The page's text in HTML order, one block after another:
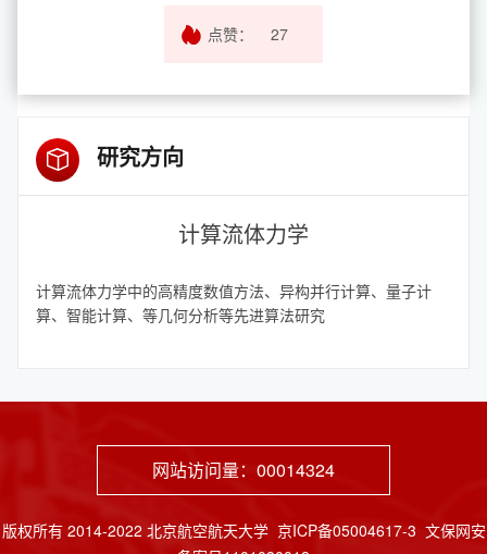
点赞： 27
研究方向
计算流体力学
计算流体力学中的高精度数值方法、异构并行计算、量子计
算、智能计算、等几何分析等先进算法研究
网站访问量： 00014324
版权所有 2014-2022 北京航空航天大学 京ICP备05004617-3 文保网安